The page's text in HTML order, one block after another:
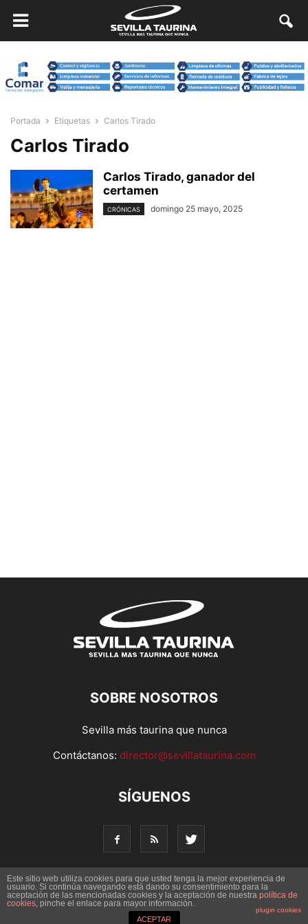
Portada Etiquetas Carlos Tirado
Carlos Tirado
Carlos Tirado, ganador del
certamen
CRÓNICAS domingo 25 mayo, 2025
SOBRE NOSOTROS
Sevilla más taurina que nunca
Contáctanos: director@sevillataurina.com
SÍGUENOS
© Copyright 2016 - Sevilla Taurina. Todos los derechos
reservados | Desarrollado por
Este sitio web utiliza cookies para que usted tenga la mejor experiencia de
usuario. Si continúa navegando está dando su consentimiento para la
aceptación de las mencionadas cookies y la aceptación de nuestra política de
cookies, pinche el enlace para mayor información.
plugin cookies
ACEPTAR